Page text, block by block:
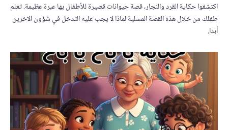
اكتشفوا حكاية القرد والنجار، قصة حيوانات قصيرة للأطفال بها عبرة عظيمة. تعلم
طفلك من خلال هذه القصة المسلية لماذا لا يجب عليه التدخل في شؤون الآخرين
أبدا.